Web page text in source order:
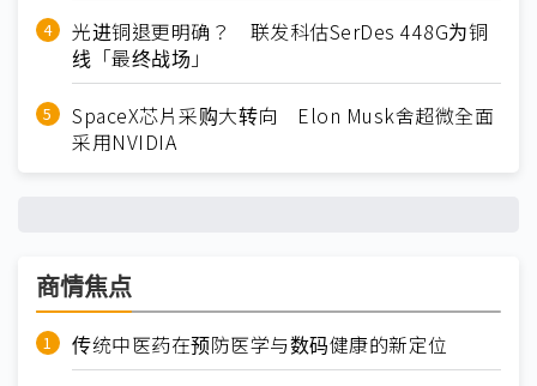
光进铜退更明确？ 联发科估SerDes 448G为铜
线「最终战场」
SpaceX芯片采购大转向 Elon Musk舍超微全面
采用NVIDIA
商情焦点
传统中医药在预防医学与数码健康的新定位